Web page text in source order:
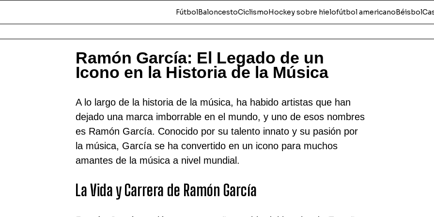
FútbolBaloncestoCiclismoHockey sobre hielofútbol americanoBéisbol
Ramón García: El Legado de un
Icono en la Historia de la Música
A lo largo de la historia de la música, ha habido artistas que han
dejado una marca imborrable en el mundo, y uno de esos nombres
es Ramón García. Conocido por su talento innato y su pasión por
la música, García se ha convertido en un icono para muchos
amantes de la música a nivel mundial.
La Vida y Carrera de Ramón García